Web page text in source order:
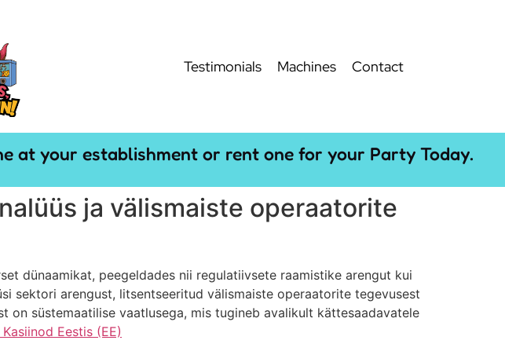
Testimonials Machines Contact
at your establishment or rent one for your Party Today.
ja välismaiste operaatorite
dünaamikat, peegeldades nii regulatiivsete raamistike arengut kui
sektori arengust, litsentseeritud välismaiste operaatorite tegevusest
on süstemaatilise vaatlusega, mis tugineb avalikult kättesaadavatele
Eestis (EE)